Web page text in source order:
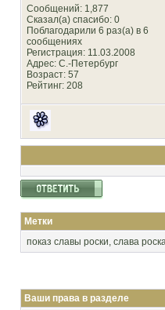
Сообщений: 1,877
Сказал(а) спасибо: 0
Поблагодарили 6 раз(а) в 6
сообщениях
Регистрация: 11.03.2008
Адрес: С.-Петербург
Возраст: 57
Рейтинг: 208
Метки
показ славы роски, слава
Ваши права в разделе